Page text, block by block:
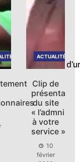
du schéma
présenter :
ACTUALITÉ
Clip de
du site
«
à votre
service »
10
février